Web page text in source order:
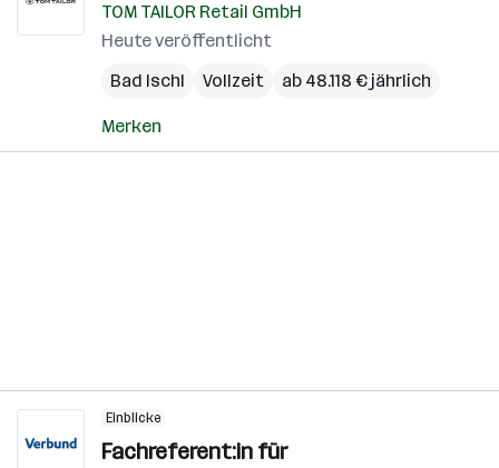
TOM TAILOR Retail GmbH
Heute veröffentlicht
Bad Ischl
Vollzeit ab 48.118 € jährlich
Merken
Einblicke
Fachreferent:in für